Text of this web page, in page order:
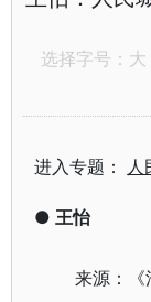
选择字号： 大
进入专题： 人
● 王怡
来源：《